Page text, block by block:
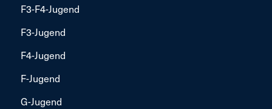
F3-F4-Jugend
F3-Jugend
F4-Jugend
F-Jugend
G-Jugend